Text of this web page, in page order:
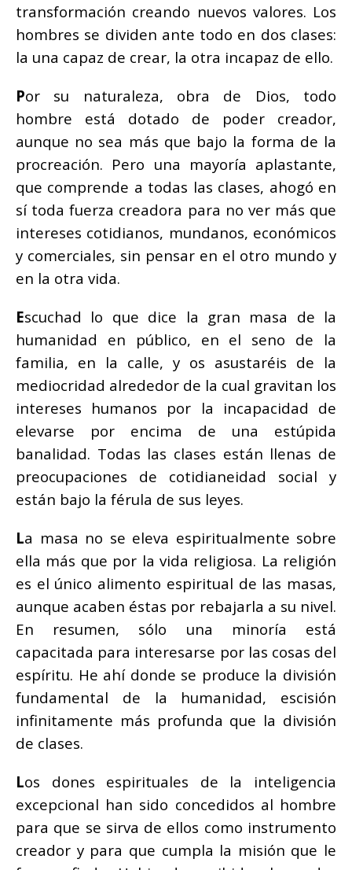
transformación creando nuevos valores. Los
hombres se dividen ante todo en dos clases:
la una capaz de crear, la otra incapaz de ello.
Por su naturaleza, obra de Dios, todo
hombre está dotado de poder creador,
aunque no sea más que bajo la forma de la
procreación. Pero una mayoría aplastante,
que comprende a todas las clases, ahogó en
sí toda fuerza creadora para no ver más que
intereses cotidianos, mundanos, económicos
y comerciales, sin pensar en el otro mundo y
en la otra vida.
Escuchad lo que dice la gran masa de la
humanidad en público, en el seno de la
familia, en la calle, y os asustaréis de la
mediocridad alrededor de la cual gravitan los
intereses humanos por la incapacidad de
elevarse por encima de una estúpida
banalidad. Todas las clases están llenas de
preocupaciones de cotidianeidad social y
están bajo la férula de sus leyes.
La masa no se eleva espiritualmente sobre
ella más que por la vida religiosa. La religión
es el único alimento espiritual de las masas,
aunque acaben éstas por rebajarla a su nivel.
En resumen, sólo una minoría está
capacitada para interesarse por las cosas del
espíritu. He ahí donde se produce la división
fundamental de la humanidad, escisión
infinitamente más profunda que la división
de clases.
Los dones espirituales de la inteligencia
excepcional han sido concedidos al hombre
para que se sirva de ellos como instrumento
creador y para que cumpla la misión que le